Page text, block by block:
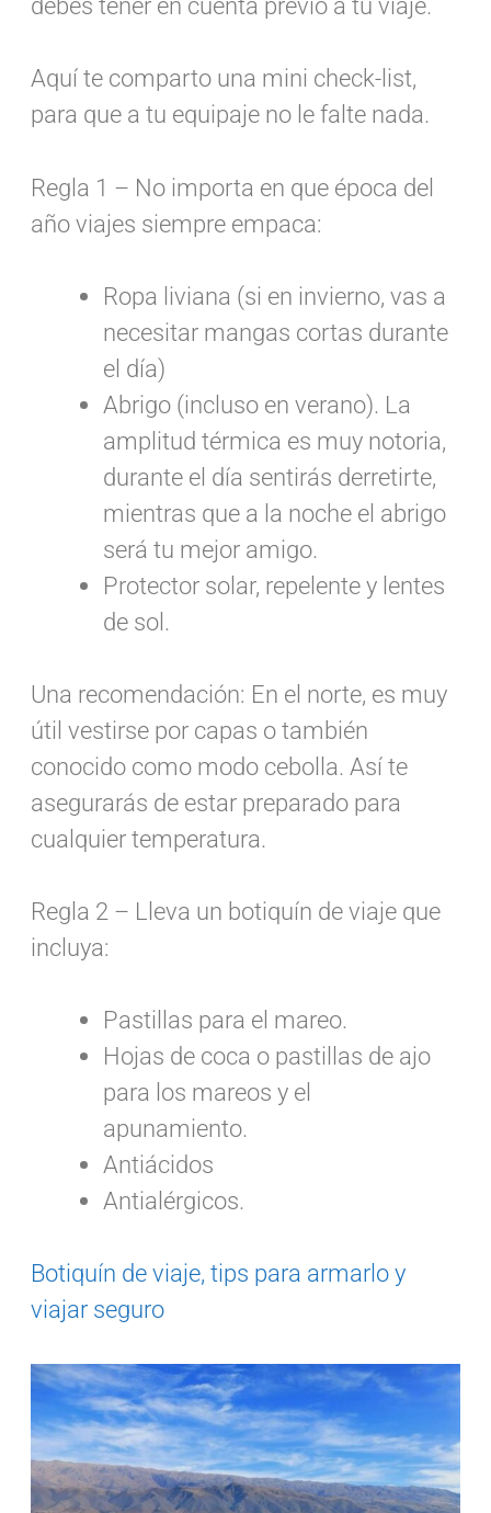
debés tener en cuenta previo a tu viaje.
Aquí te comparto una mini check-list,
para que a tu equipaje no le falte nada.
Regla 1 – No importa en que época del
año viajes siempre empaca:
Ropa liviana (si en invierno, vas a
necesitar mangas cortas durante
el día)
Abrigo (incluso en verano). La
amplitud térmica es muy notoria,
durante el día sentirás derretirte,
mientras que a la noche el abrigo
será tu mejor amigo.
Protector solar, repelente y lentes
de sol.
Una recomendación: En el norte, es muy
útil vestirse por capas o también
conocido como modo cebolla. Así te
asegurarás de estar preparado para
cualquier temperatura.
Regla 2 – Lleva un botiquín de viaje que
incluya:
Pastillas para el mareo.
Hojas de coca o pastillas de ajo
para los mareos y el
apunamiento.
Antiácidos
Antialérgicos.
Botiquín de viaje, tips para armarlo y
viajar seguro